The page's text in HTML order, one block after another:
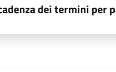
dei termini per